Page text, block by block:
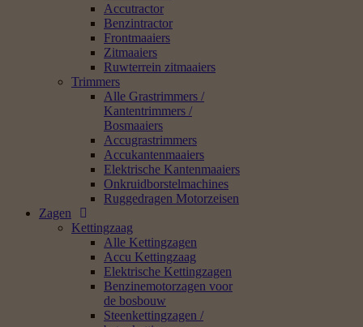
Accutractor
Benzintractor
Frontmaaiers
Zitmaaiers
Ruwterrein zitmaaiers
Trimmers
Alle Grastrimmers /
Kantentrimmers /
Bosmaaiers
Accugrastrimmers
Accukantenmaaiers
Elektrische Kantenmaaiers
Onkruidborstelmachines
Ruggedragen Motorzeisen
Zagen
Kettingzaag
Alle Kettingzagen
Accu Kettingzaag
Elektrische Kettingzagen
Benzinemotorzagen voor
de bosbouw
Steenkettingzagen /